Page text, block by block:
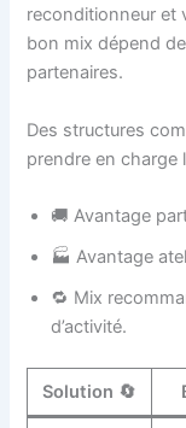
reconditionneur et
bon mix dépend
partenaires.
Des structures
prendre en charge
🚚 Avantage
🏭 Avantage
🔁 Mix
d’activité.
Solution 🔄